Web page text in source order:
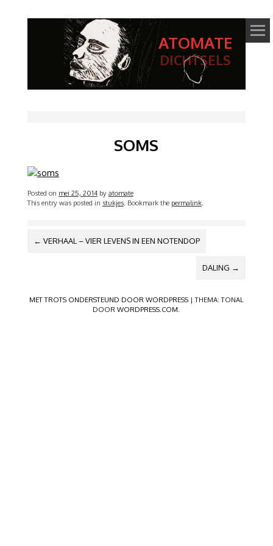
ATOMATE
DICHTSELS
SOMS
Posted on mei 25, 2014by atomate
This entry was posted in stukjes. Bookmark the permalink.
BERICHTNAVIGATIE
← VERHAAL – VIER LEVENS IN EEN NOTENDOP
DALING →
MET TROTS ONDERSTEUND DOOR WORDPRESS |THEMA: TONAL
DOORWORDPRESS.COM